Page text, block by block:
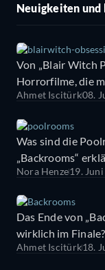
Neuigkeiten
Von „Blair Witch
Horrorfilme, die
Ahmet Iscitürk08.
Was sind die
„Backrooms“
Nora Henze19.
Das Ende von
wirklich im Finale?
Ahmet Iscitürk18.